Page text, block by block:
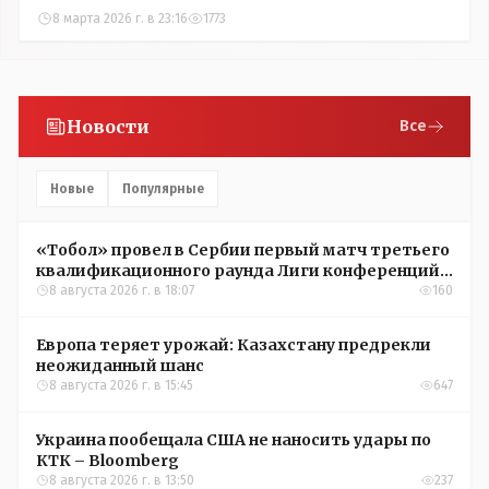
8 марта 2026 г. в 23:16 1773
Новости Все
Новые Популярные
«Тобол» провел в Сербии первый матч третьего
квалификационного раунда Лиги конференций
УЕФА
8 августа 2026 г. в 18:07 160
Европа теряет урожай: Казахстану предрекли
неожиданный шанс
8 августа 2026 г. в 15:45 647
Украина пообещала США не наносить удары по
КТК – Bloomberg
8 августа 2026 г. в 13:50 237